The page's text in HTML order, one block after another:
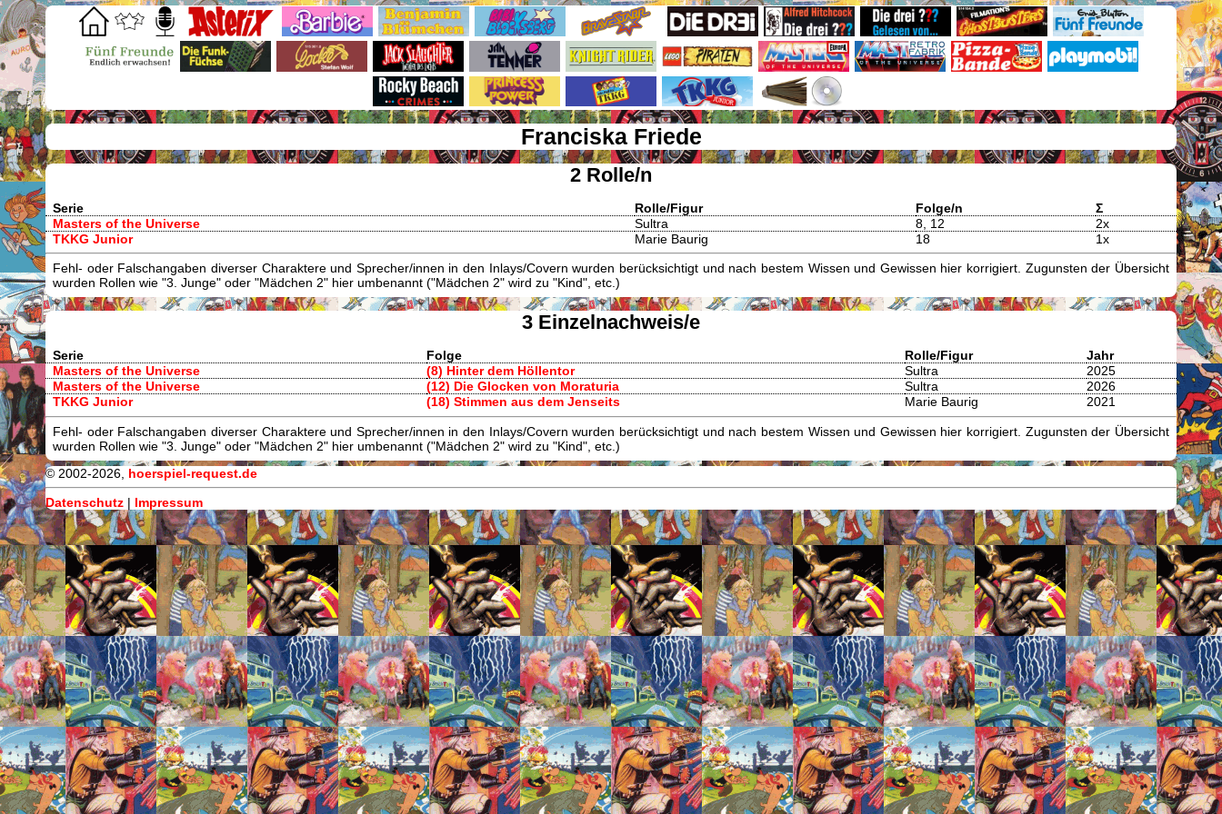
Franciska Friede
2 Rolle/n
Serie Rolle/Figur Folge/n
Σ
Masters of the Universe
Sultra 8, 12
2x
TKKG Junior
Marie Baurig 18 1x
Fehl- oder Falschangaben diverser Charaktere und Sprecher/innen in den Inlays/Covern wurden berücksichtigt und nach bestem Wissen und Gewissen hier korrigiert. Zugunsten der Übersicht
wurden Rollen wie "3. Junge" oder "Mädchen 2" hier umbenannt ("Mädchen 2" wird zu "Kind", etc.)
3 Einzelnachweis/e
Serie Folge Rolle/Figur
Jahr
Masters of the Universe
(8) Hinter dem Höllentor Sultra
2025
Masters of the Universe
(12) Die Glocken von Moraturia Sultra
2026
TKKG Junior
(18) Stimmen aus dem Jenseits Marie Baurig 2021
Fehl- oder Falschangaben diverser Charaktere und Sprecher/innen in den Inlays/Covern wurden berücksichtigt und nach bestem Wissen und Gewissen hier korrigiert. Zugunsten der Übersicht
wurden Rollen wie "3. Junge" oder "Mädchen 2" hier umbenannt ("Mädchen 2" wird zu "Kind", etc.)
© 2002-2026, hoerspiel-request.de
Datenschutz | Impressum